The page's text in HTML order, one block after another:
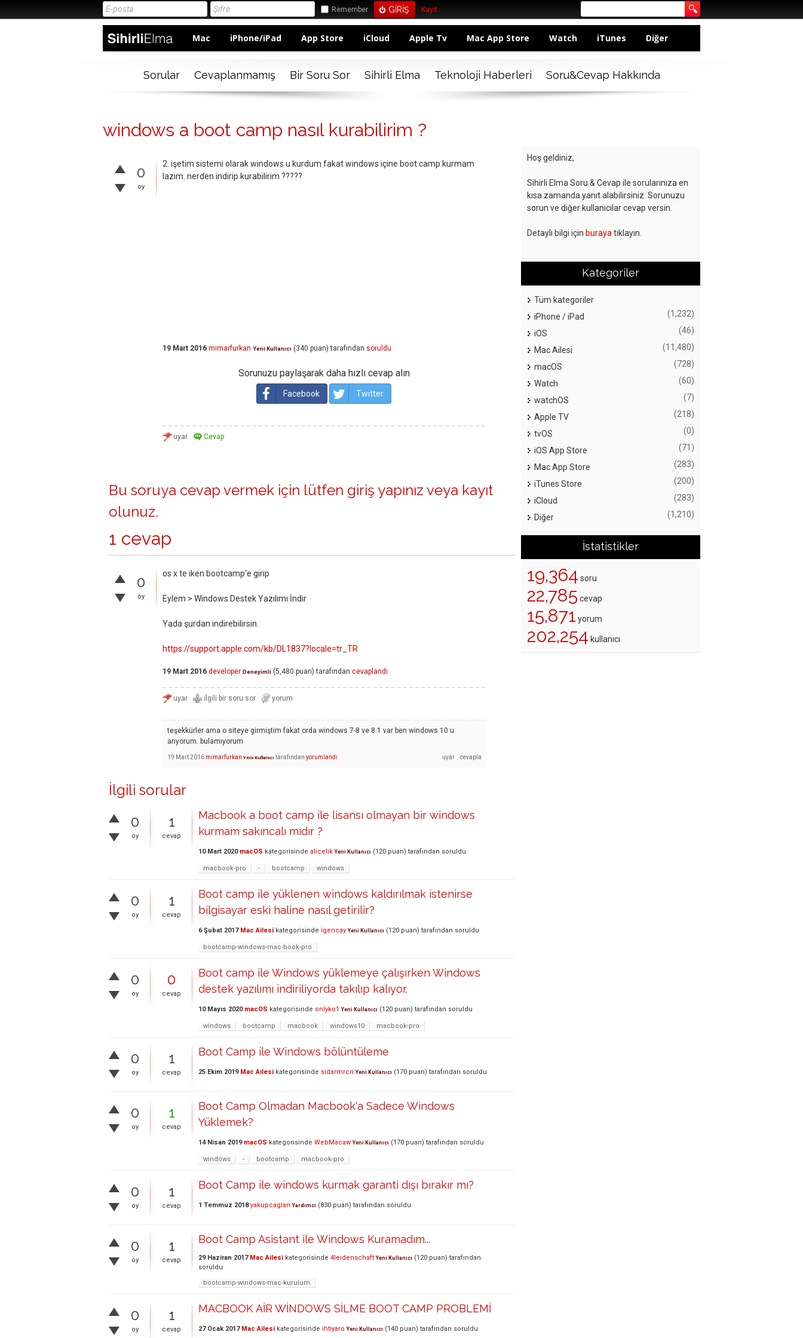
Remember Kayıt
Mac iPhone/iPad App Store iCloud Apple Tv Mac App Store Watch iTunes Diğer
Sorular Cevaplanmamış Bir Soru Sor Sihirli Elma Teknoloji Haberleri Soru&Cevap Hakkında
windows a boot camp nasıl kurabilirim ?
0
oy
2. işetim sistemi olarak windows u kurdum fakat windows içine boot camp kurmam
lazım. nerden indirip kurabilirim ?????
19 Mart 2016 mimarfurkan Yeni Kullanıcı (340 puan) tarafından soruldu
Sorunuzu paylaşarak daha hızlı cevap alın
Facebook Twitter
Bu soruya cevap vermek için lütfen giriş yapınız veya kayıt
olunuz.
1 cevap
0
oy
os x te iken bootcamp'e girip
Eylem > Windows Destek Yazılımı İndir
Yada şurdan indirebilirsin.
https://support.apple.com/kb/DL1837?locale=tr_TR
19 Mart 2016 developer Deneyimli (5,480 puan) tarafından cevaplandı
teşekkürler ama o siteye girmiştim fakat orda windows 7-8 ve 8.1 var ben windows 10 u
arıyorum. bulamıyorum
19 Mart 2016 mimarfurkan Yeni Kullanıcı tarafından yorumlandı
İlgili sorular
0
oy
1
cevap
Macbook a boot camp ile lisansı olmayan bir windows
kurmam sakıncalı mıdır ?
10 Mart 2020 macOS kategorisinde alicelik Yeni Kullanıcı (120 puan) tarafından soruldu
macbook-pro - bootcamp windows
0
oy
1
cevap
Boot camp ile yüklenen windows kaldırılmak istenirse
bilgisayar eski haline nasıl getirilir?
6 Şubat 2017 Mac Ailesi kategorisinde igencay Yeni Kullanıcı (120 puan) tarafından soruldu
bootcamp-windows-mac-book-pro
0
oy
0
cevap
Boot camp ile Windows yüklemeye çalışırken Windows
destek yazılımı indiriliyorda takılıp kalıyor.
10 Mayıs 2020 macOS kategorisinde onlyko1 Yeni Kullanıcı (120 puan) tarafından soruldu
windows bootcamp macbook windows10 macbook-pro
0
oy
1
cevap
Boot Camp ile Windows bölüntüleme
25 Ekim 2019 Mac Ailesi kategorisinde sidarmrcn Yeni Kullanıcı (170 puan) tarafından soruldu
0
oy
1
cevap
Boot Camp Olmadan Macbook'a Sadece Windows
Yüklemek?
14 Nisan 2019 macOS kategorisinde WebMacaw Yeni Kullanıcı (170 puan) tarafından soruldu
windows - bootcamp macbook-pro
0
oy
1
cevap
Boot Camp ile windows kurmak garanti dışı bırakır mı?
1 Temmuz 2018 yakupcaglan Yardımcı (830 puan) tarafından soruldu
0
oy
1
cevap
Boot Camp Asistant ile Windows Kuramadım...
29 Haziran 2017 Mac Ailesi kategorisinde 4leidenschaft Yeni Kullanıcı (120 puan) tarafından
soruldu
bootcamp-windows-mac-kurulum
0
oy
1
cevap
MACBOOK AİR WİNDOWS SİLME BOOT CAMP PROBLEMİ
27 Ocak 2017 Mac Ailesi kategorisinde ihtiyaro Yeni Kullanıcı (140 puan) tarafından soruldu
Hoş geldiniz,
Sihirli Elma Soru & Cevap ile sorularınıza en
kısa zamanda yanıt alabilirsiniz. Sorunuzu
sorun ve diğer kullanıcılar cevap versin.
Detaylı bilgi için buraya tıklayın.
Kategoriler
Tüm kategoriler
iPhone / iPad
(1,232)
iOS (46)
Mac Ailesi (11,480)
macOS (728)
Watch (60)
watchOS (7)
Apple TV (218)
tvOS (0)
iOS App Store (71)
Mac App Store (283)
iTunes Store (200)
iCloud (283)
Diğer (1,210)
İstatistikler
19,364 soru
22,785 cevap
15,871 yorum
202,254 kullanıcı